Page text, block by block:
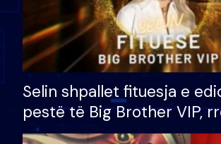
Selin shpallet fituesja e
pestë të Big Brother VIP,
çmimin e madh prej 100